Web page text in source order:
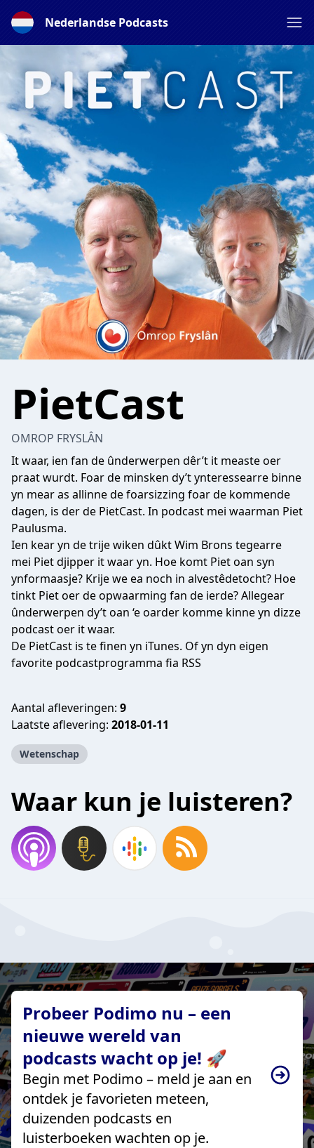
Nederlandse Podcasts
PietCast
OMROP FRYSLÂN
It waar, ien fan de ûnderwerpen dêr’t it measte oer
praat wurdt. Foar de minsken dy’t ynteressearre binne
yn mear as allinne de foarsizzing foar de kommende
dagen, is der de PietCast. In podcast mei waarman Piet
Paulusma.
Ien kear yn de trije wiken dûkt Wim Brons tegearre
mei Piet djipper it waar yn. Hoe komt Piet oan syn
ynformaasje? Krije we ea noch in alvestêdetocht? Hoe
tinkt Piet oer de opwaarming fan de ierde? Allegear
ûnderwerpen dy’t oan ‘e oarder komme kinne yn dizze
podcast oer it waar.
De PietCast is te finen yn iTunes. Of yn dyn eigen
favorite podcastprogramma fia RSS
Aantal afleveringen: 9
Laatste aflevering: 2018-01-11
Wetenschap
Waar kun je luisteren?
Probeer Podimo nu – een
nieuwe wereld van
podcasts wacht op je! 🚀
Begin met Podimo – meld je aan en
ontdek je favorieten meteen,
duizenden podcasts en
luisterboeken wachten op je.